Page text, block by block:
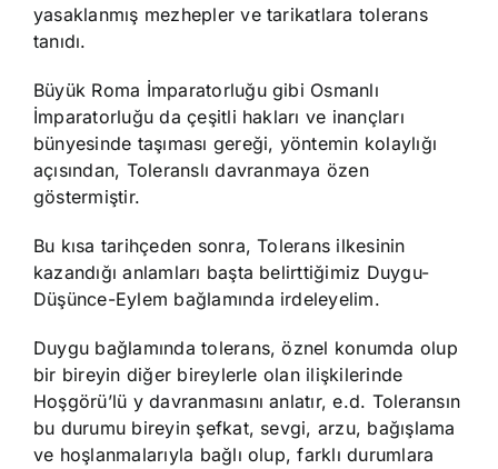
yasaklanmış mezhepler ve tarikatlara tolerans
tanıdı.
Büyük Roma İmparatorluğu gibi Osmanlı
İmparatorluğu da çeşitli hakları ve inançları
bünyesinde taşıması gereği, yöntemin kolaylığı
açısından, Toleranslı davranmaya özen
göstermiştir.
Bu kısa tarihçeden sonra, Tolerans ilkesinin
kazandığı anlamları başta belirttiğimiz Duygu-
Düşünce-Eylem bağlamında irdeleyelim.
Duygu bağlamında tolerans, öznel konumda olup
bir bireyin diğer bireylerle olan ilişkilerinde
Hoşgörü’lü y davranmasını anlatır, e.d. Toleransın
bu durumu bireyin şefkat, sevgi, arzu, bağışlama
ve hoşlanmalarıyla bağlı olup, farklı durumlara